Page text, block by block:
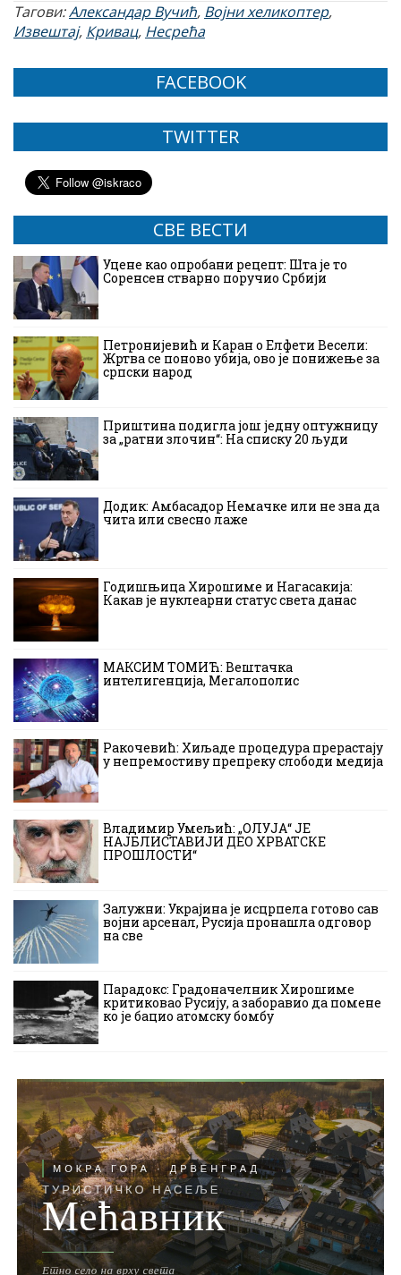
Тагови:Александар Вучић, Војни хеликоптер,
Извештај, Кривац, Несрећа
FACEBOOK
TWITTER
СВЕ ВЕСТИ
Уцене као опробани рецепт: Шта је то
Соренсен стварно поручио Србији
Петронијевић и Каран о Елфети Весели:
Жртва се поново убија, ово је понижење за
српски народ
Приштина подигла још једну оптужницу
за „ратни злочин“: На списку 20 људи
Додик: Амбасадор Немачке или не зна да
чита или свесно лаже
Годишњица Хирошиме и Нагасакија:
Какав је нуклеарни статус света данас
МАКСИМ ТОМИЋ: Вештачка
интелигенција, Мегалополис
Ракочевић: Хиљаде процедура прерастају
у непремостиву препреку слободи медија
Владимир Умељић: „ОЛУЈА“ ЈЕ
НАЈБЛИСТАВИЈИ ДЕО ХРВАТСКЕ
ПРОШЛОСТИ“
Залужни: Украјина је исцрпела готово сав
војни арсенал, Русија пронашла одговор
на све
Парадокс: Градоначелник Хирошиме
критиковао Русију, а заборавио да помене
ко је бацио атомску бомбу